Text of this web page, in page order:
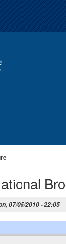
07/05/2010 - 22:05